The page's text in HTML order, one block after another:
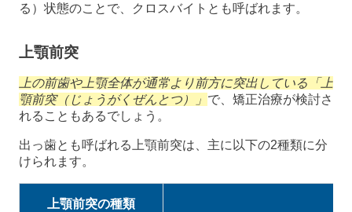
る）状態のことで、クロスバイトとも呼ばれます。
上顎前突
上の前歯や上顎全体が通常より前方に突出している「上
顎前突（じょうがくぜんとつ）」 で、矯正治療が検討さ
れることもあるでしょう。
出っ歯とも呼ばれる上顎前突は、主に以下の2種類に分
けられます。
上顎前突の種類